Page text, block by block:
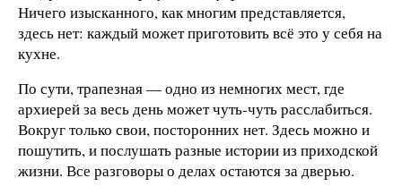
Ничего изысканного, как многим представляется,
здесь нет: каждый может приготовить всё это у себя на
кухне.
По сути, трапезная — одно из немногих мест, где
архиерей за весь день может чуть-чуть расслабиться.
Вокруг только свои, посторонних нет. Здесь можно и
пошутить, и послушать разные истории из приходской
жизни. Все разговоры о делах остаются за дверью.